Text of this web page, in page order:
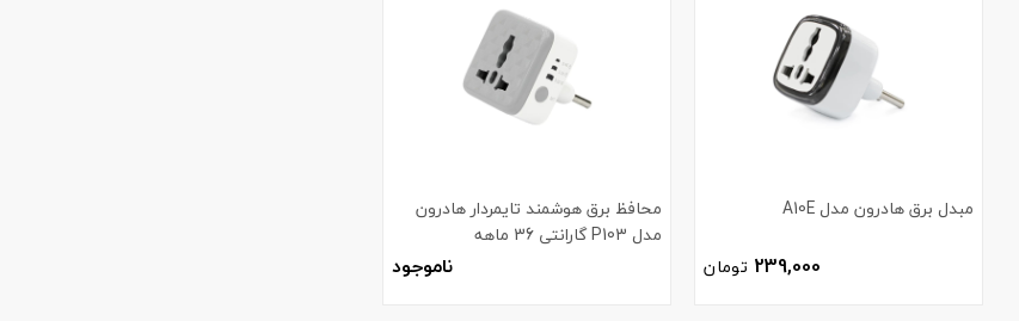
مبدل برق هادرون مدل A10E
239,000 تومان
محافظ برق هوشمند تایمردار هادرون
مدل P103 گارانتی 36 ماهه
ناموجود